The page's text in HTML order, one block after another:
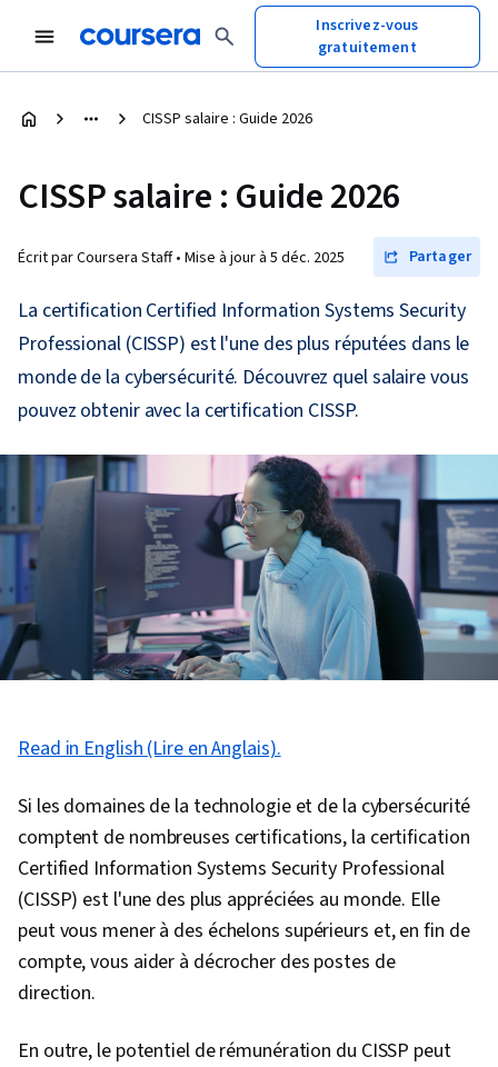
Inscrivez-vous
gratuitement
CISSP salaire : Guide 2026
CISSP salaire : Guide 2026
Écrit par Coursera Staff • Mise à jour à 5 déc. 2025 Partager
La certification Certified Information Systems Security
Professional (CISSP) est l'une des plus réputées dans le
monde de la cybersécurité. Découvrez quel salaire vous
pouvez obtenir avec la certification CISSP.
Read in English (Lire en Anglais).
Si les domaines de la technologie et de la cybersécurité
comptent de nombreuses certifications, la certification
Certified Information Systems Security Professional
(CISSP) est l'une des plus appréciées au monde. Elle
peut vous mener à des échelons supérieurs et, en fin de
compte, vous aider à décrocher des postes de
direction.
En outre, le potentiel de rémunération du CISSP peut